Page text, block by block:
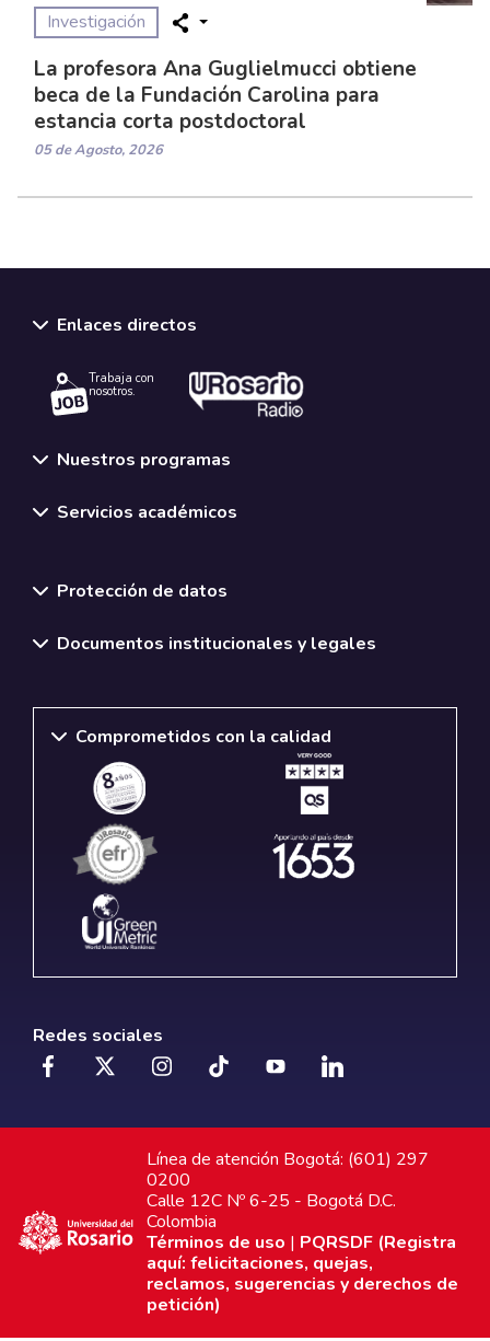
Investigación
La profesora Ana Guglielmucci obtiene
beca de la Fundación Carolina para
estancia corta postdoctoral
05 de Agosto, 2026
Enlaces directos
Trabaja con
nosotros.
Nuestros programas
Servicios académicos
Protección de datos
Documentos institucionales y legales
Comprometidos con la calidad
Redes sociales
Línea de atención Bogotá: (601) 297
0200
Calle 12C Nº 6-25 - Bogotá D.C.
Colombia
Términos de uso | PQRSDF (Registra
aquí: felicitaciones, quejas,
reclamos, sugerencias y derechos de
petición)